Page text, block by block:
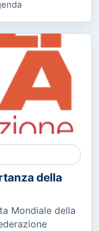
della
Mondiale della